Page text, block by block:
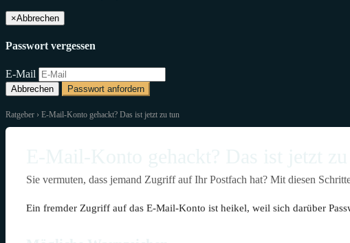
×Abbrechen
Passwort vergessen
E-Mail
Abbrechen Passwort anfordern
Ratgeber › E-Mail-Konto gehackt? Das ist jetzt zu tun
Sie vermuten, dass jemand Zugriff auf Ihr Postfach hat? Mit diesen
Ein fremder Zugriff auf das E-Mail-Konto ist heikel, weil sich darüber